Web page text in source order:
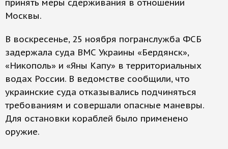
принять меры сдерживания в отношении
Москвы.
В воскресенье, 25 ноября погранслужба ФСБ
задержала суда ВМС Украины «Бердянск»,
«Никополь» и «Яны Капу» в территориальных
водах России. В ведомстве сообщили, что
украинские суда отказывались подчиняться
требованиям и совершали опасные маневры.
Для остановки кораблей было применено
оружие.